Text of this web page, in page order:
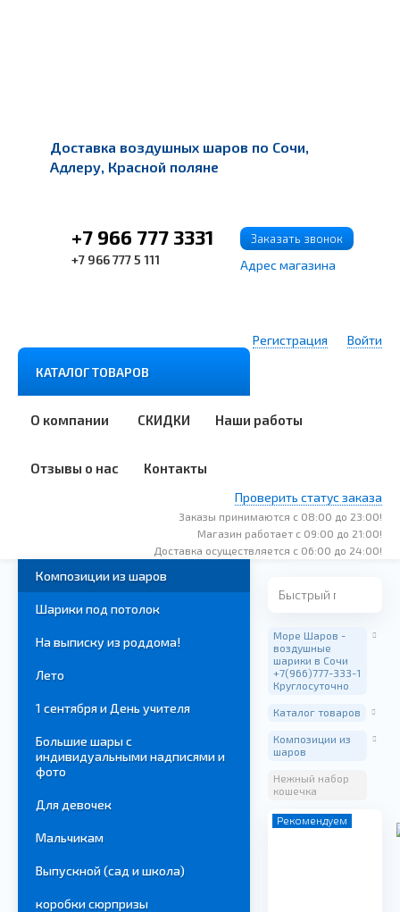
Доставка воздушных шаров по Сочи,
Адлеру, Красной поляне
+7 966 777 3331
+7 966 777 5 111
Заказать звонок
Адрес магазина
Регистрация Войти
КАТАЛОГ ТОВАРОВ
О компании СКИДКИ Наши работы
Отзывы о нас Контакты
Проверить статус заказа
Заказы принимаются с 08:00 до 23:00!
Магазин работает с 09:00 до 21:00!
Доставка осуществляется с 06:00 до 24:00!
Композиции из шаров
Шарики под потолок
На выписку из роддома!
Лето
1 сентября и День учителя
Большие шары с
индивидуальными надписями и
фото
Для девочек
Мальчикам
Выпускной (сад и школа)
коробки сюрпризы
Море Шаров -
воздушные
шарики в Сочи
+7(966)777-333-1
Круглосуточно
Каталог товаров
Композиции из
шаров
Нежный набор
кошечка
Рекомендуем